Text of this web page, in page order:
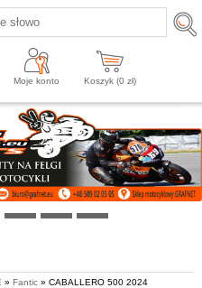
Moje konto Koszyk (0 zł)
» Fantic » CABALLERO 500 2024